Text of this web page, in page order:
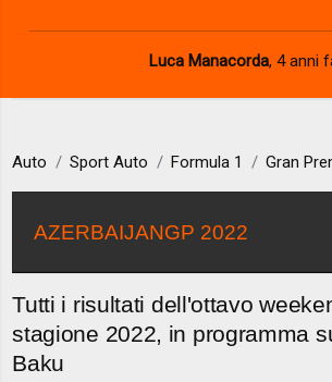
Luca Manacorda, 4 anni
Auto Sport Auto Formula 1 Gran
AZERBAIJANGP 2022
Tutti i risultati dell'ottavo
stagione 2022, in programma
Baku